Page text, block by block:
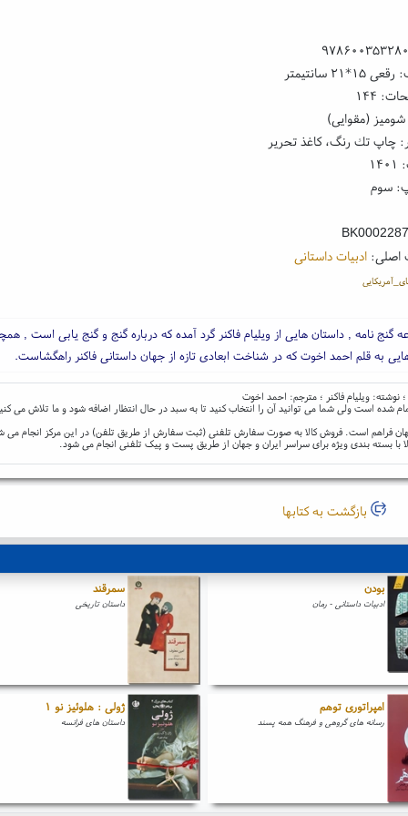
سانتیمتر
۱۴۴
(مقوایی)
چاپ تك رنگ، کاغذ تحریر
سوم
اصلی:ادبیات داستانی
گنج نامه , داستان هایی از ویلیام فاکنر گرد آمده که درباره گنج و گنج یابی است ,
به قلم احمد اخوت که در شناخت ابعادی تازه از جهان داستانی فاکنر راهگشاست.
نوشته: ویلیام فاکنر ؛ مترجم: احمد اخوت
شده است ولی شما می توانید آن را انتخاب کنید تا به سبد در حال انتظار اضافه شود و ما تلاش می
جهان فراهم است. فروش کالا به صورت سفارش تلفنی (ثبت سفارش از طریق تلفن) در این مرکز انجام می
با بسته بندی ویژه برای سراسر ایران و جهان از طریق پست و پیک تلفنی انجام می شود.
بازگشت به کتابها
بودن
ادبیات داستانی - رمان
سمرقند
داستان تاریخی
امپراتوری توهم
رسانه های گروهی و فرهنگ همه پسند
ژولی : هلوئیز نو ۱
داستان های فرانسه